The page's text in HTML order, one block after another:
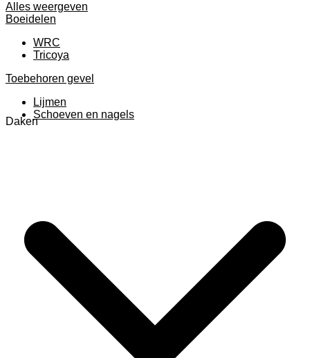
Alles weergeven
Boeidelen
WRC
Tricoya
Toebehoren gevel
Lijmen
Schoeven en nagels
Daken